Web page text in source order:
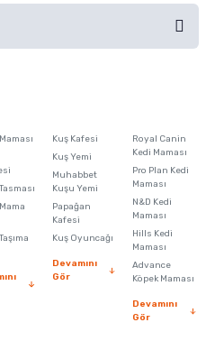
bulunuyor.
olmalı.
Kuş Kafesi
Kuş Yemi
Muhabbet
Kuşu Yemi
Papağan
Kafesi
Kuş Oyuncağı
Devamını
Gör
Royal Canin
Kedi Maması
Pro Plan Kedi
Maması
N&D Kedi
Maması
Hills Kedi
Maması
Advance
Köpek Maması
Devamını
Gör